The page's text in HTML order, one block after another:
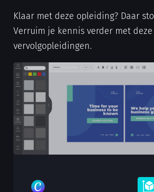
Klaar met deze opleiding? Daar
Verruim je kennis verder met deze
vervolgopleidingen.